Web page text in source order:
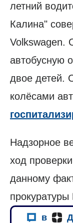
летний
Калина"
Volkswagen.
автобусную
двое детей.
колёсами
Надзорное
ход
данному
в